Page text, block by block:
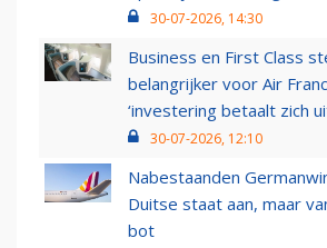
30-07-2026, 14:30
Business en First Class
belangrijker voor Air
‘investering betaalt zich
30-07-2026, 12:10
Nabestaanden
Duitse staat aan, maar
bot